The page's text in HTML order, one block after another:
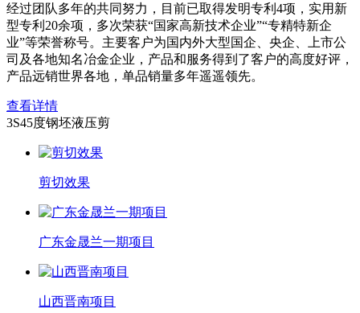
经过团队多年的共同努力，目前已取得发明专利4项，实用新
型专利20余项，多次荣获“国家高新技术企业”“专精特新企
业”等荣誉称号。主要客户为国内外大型国企、央企、上市公
司及各地知名冶金企业，产品和服务得到了客户的高度好评，
产品远销世界各地，单品销量多年遥遥领先。
查看详情
3S45度钢坯液压剪
剪切效果
广东金晟兰一期项目
山西晋南项目